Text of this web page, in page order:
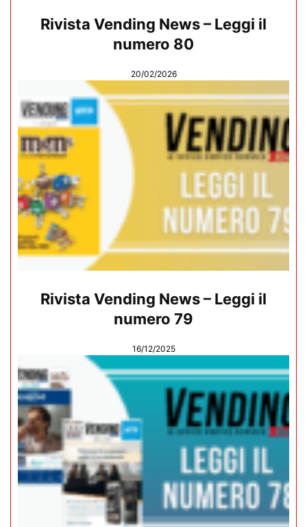
Rivista Vending News – Leggi il
numero 80
20/02/2026
Rivista Vending News – Leggi il
numero 79
16/12/2025